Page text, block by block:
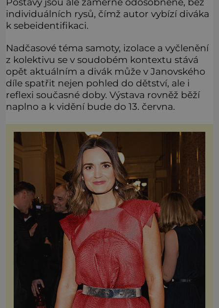
individuálních rysů, čímž autor vybízí diváka
k sebeidentifikaci.
Nadčasové téma samoty, izolace a vyčlenění
z kolektivu se v soudobém kontextu stává
opět aktuálním a divák může v Janovského
díle spatřit nejen pohled do dětství, ale i
reflexi současné doby. Výstava rovněž běží
naplno a k vidění bude do 13. června.